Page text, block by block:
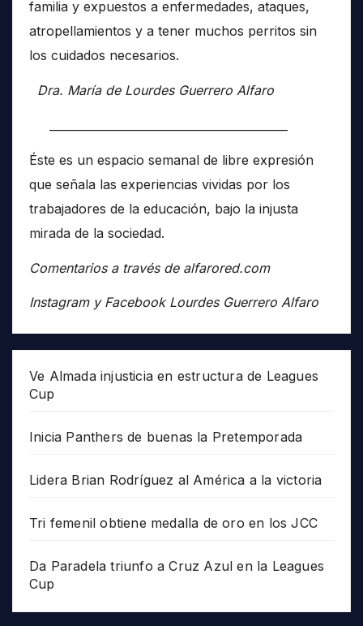
familia y expuestos a enfermedades, ataques,
atropellamientos y a tener muchos perritos sin
los cuidados necesarios.
Dra. María de Lourdes Guerrero Alfaro
Éste es un espacio semanal de libre expresión
que señala las experiencias vividas por los
trabajadores de la educación, bajo la injusta
mirada de la sociedad.
Comentarios a través de alfarored.com
Instagram y Facebook Lourdes Guerrero Alfaro
Ve Almada injusticia en estructura de Leagues
Cup
Inicia Panthers de buenas la Pretemporada
Lidera Brian Rodríguez al América a la victoria
Tri femenil obtiene medalla de oro en los JCC
Da Paradela triunfo a Cruz Azul en la Leagues
Cup